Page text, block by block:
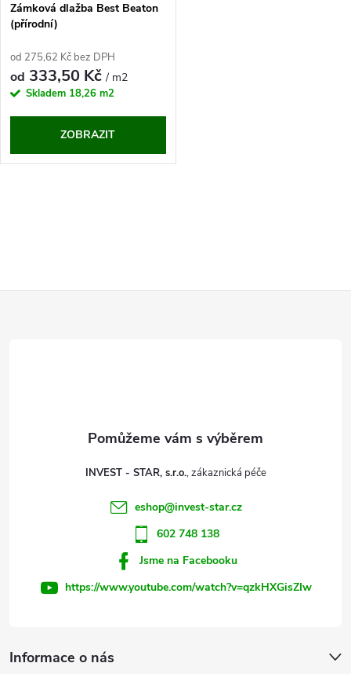
Zámková dlažba Best Beaton
(přírodní)
od 275,62 Kč bez DPH
od 333,50 Kč/ m2
Skladem 18,26 m2
ZOBRAZIT
ý
Informace o nás
INVEST - STAR, s.r.o.
eshop@invest-star.cz
602 748 138
Jsme na Facebooku
https://www.youtube.com/watch?v=qzkHXGisZIw